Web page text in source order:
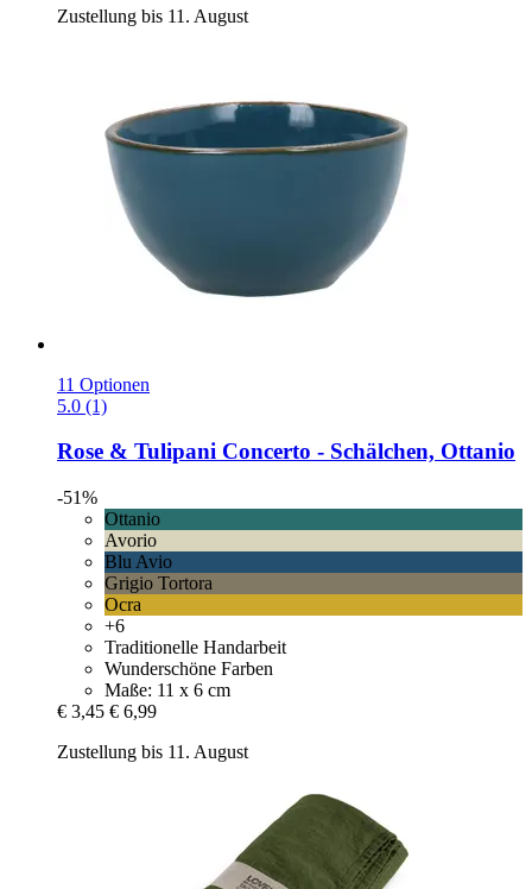
Zustellung bis 11. August
11 Optionen
5.0 (1)
Rose & Tulipani Concerto -​ Schälchen, Ottanio
-51%
Ottanio
Avorio
Blu Avio
Grigio Tortora
Ocra
+6
Traditionelle Handarbeit
Wunderschöne Farben
Maße: 11 x 6 cm
€ 3,45 € 6,99
Zustellung bis 11. August